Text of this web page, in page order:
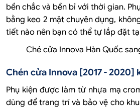
bền chắc và bền bỉ với thời gian.
bằng keo 2 mặt chuyên dụng,
tiết nào nên bạn có thể tự lắp đặt
Ché cửa Innova Hàn Quốc
Chén cửa Innova [2017 - 2020]
Phụ kiện được làm từ nhựa mạ
dùng để trang trí và bảo vệ cho